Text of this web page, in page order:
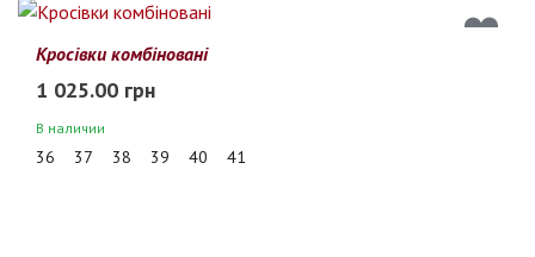
Кросівки комбіновані
1 025.00 грн
В наличии
36 37 38 39 40 41